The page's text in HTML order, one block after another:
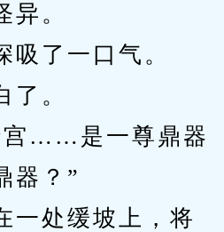
。
了一口气。
。
……是一尊鼎器
器？”
处缓坡上，将